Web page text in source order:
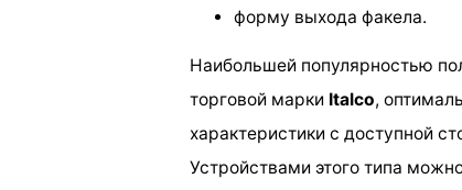
форму выхода факела.
Наибольшей популярностью
торговой марки Italco,
характеристики с доступной
Устройствами этого типа